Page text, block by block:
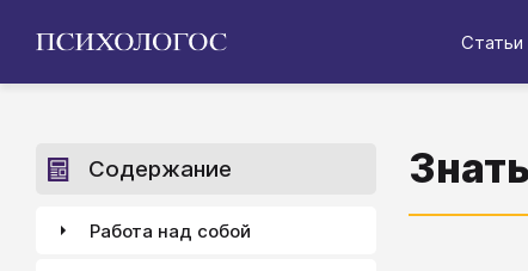
Статьи
Содержание
Работа над собой